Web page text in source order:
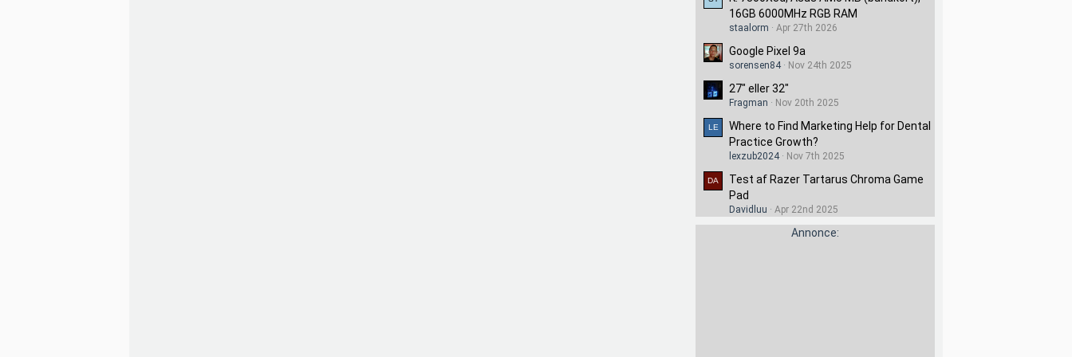
16GB 6000MHz RGB RAM
staalorm Apr 27th 2026
Google Pixel 9a
sorensen84 Nov 24th 2025
27" eller 32"
Fragman Nov 20th 2025
Where to Find Marketing Help for Dental
Practice Growth?
lexzub2024 Nov 7th 2025
Test af Razer Tartarus Chroma Game
Pad
Davidluu Apr 22nd 2025
Annonce: